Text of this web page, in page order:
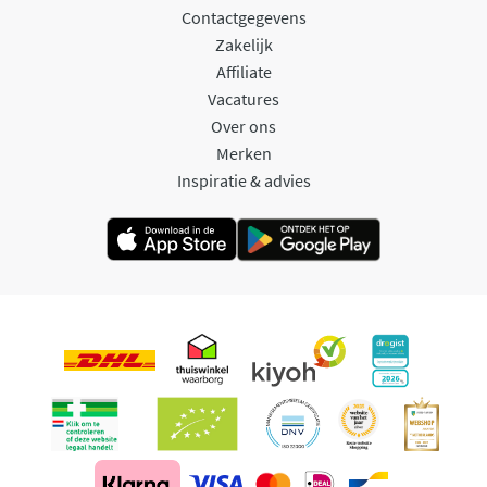
Contactgegevens
Zakelijk
Affiliate
Vacatures
Over ons
Merken
Inspiratie & advies